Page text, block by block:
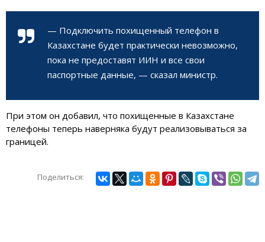
— Подключить похищенный телефон в
Казахстане будет практически невозможно,
пока не предоставят ИИН и все свои
паспортные данные, — сказал министр.
При этом он добавил, что похищенные в Казахстане
телефоны теперь наверняка будут реализовываться за
границей.
Поделиться: